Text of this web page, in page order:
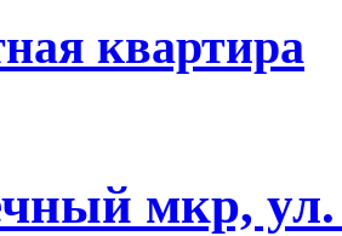
квартира
мкр,